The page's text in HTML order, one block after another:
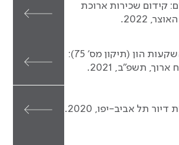
קידום שכירות ארוכת
2022.
חוק עידוד השקעות הון (תיקון מס' 75):
תשפ"ב, 2021.
תל אביב-יפו, 2020.